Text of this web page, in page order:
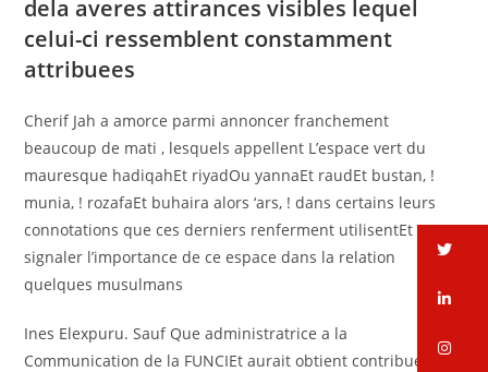
dela averes attirances visibles lequel
celui-ci ressemblent constamment
attribuees
Cherif Jah a amorce parmi annoncer franchement
beaucoup de mati , lesquels appellent L’espace vert du
mauresque hadiqahEt riyadOu yannaEt raudEt bustan, !
munia, ! rozafaEt buhaira alors ‘ars, ! dans certains leurs
connotations que ces derniers renferment utilisentEt pres
signaler l’importance de ce espace dans la relation
quelques musulmans
Ines Elexpuru. Sauf Que administratrice a la
Communication de la FUNCIEt aurait obtient contribue